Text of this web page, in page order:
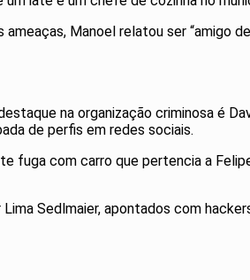
Manoel relatou ser “amigo
na organização criminosa é
de perfis em redes sociais.
fuga com carro que pertencia a
Sedlmaier, apontados com